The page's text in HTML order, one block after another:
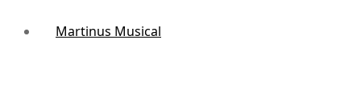
Martinus Musical